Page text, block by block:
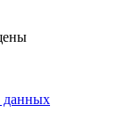
данных